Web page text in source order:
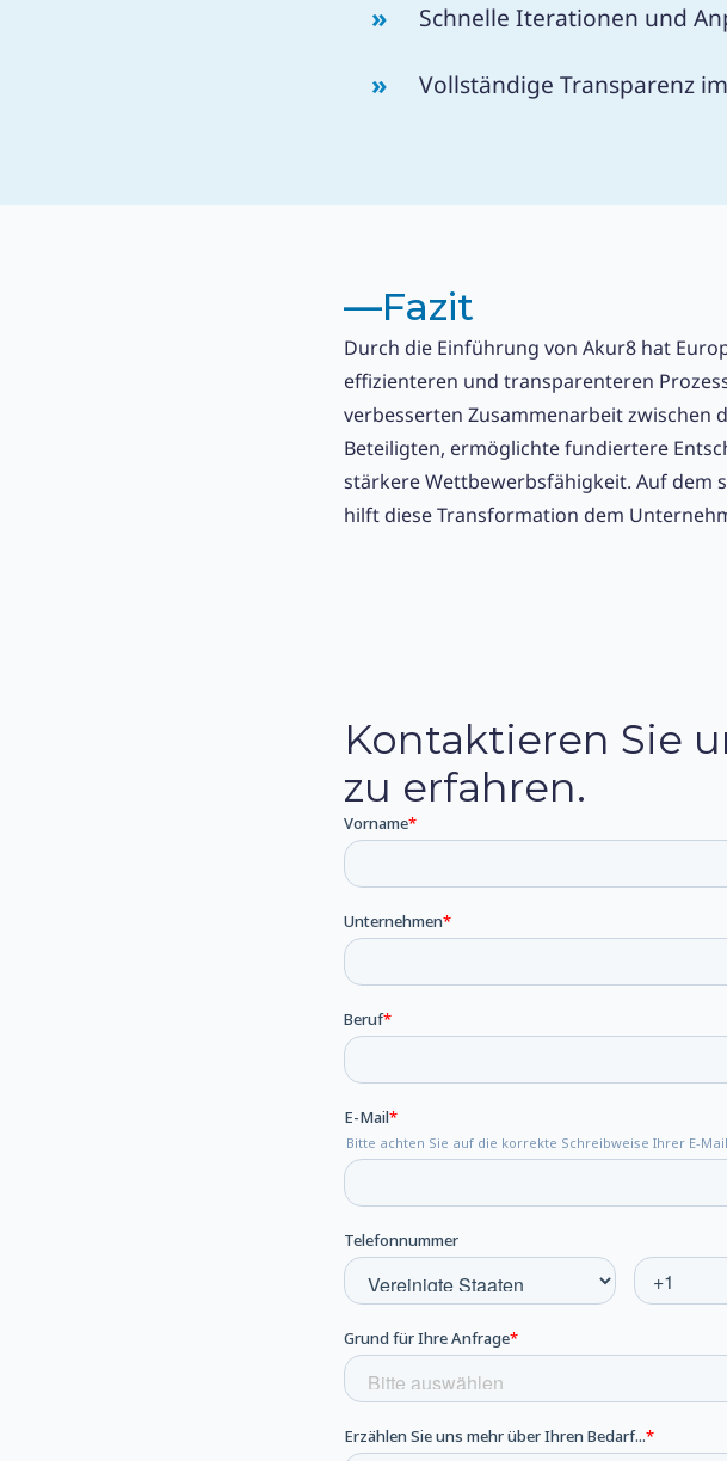
Schnelle Iterationen und
Vollständige Transparenz
––Fazit
Durch die Einführung von Akur8 hat
effizienteren und transparenteren
verbesserten Zusammenarbeit zwischen
Beteiligten, ermöglichte fundiertere
stärkere Wettbewerbsfähigkeit. Auf dem
hilft diese Transformation dem
Kontaktieren Sie
zu erfahren.